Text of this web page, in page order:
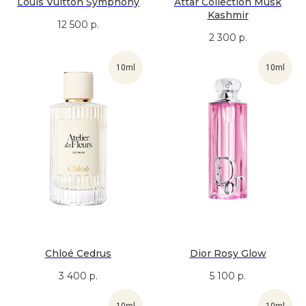
12 500 р.
Kashmir
2 300 р.
10ml
Chloé Cedrus
3 400 р.
10ml
Dior Rosy Glow
5 100 р.